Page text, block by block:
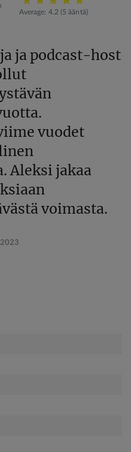
Average: 4.2 (5 ääntä)
ja podcast-host
vuodet
Aleksi jakaa
voimasta.